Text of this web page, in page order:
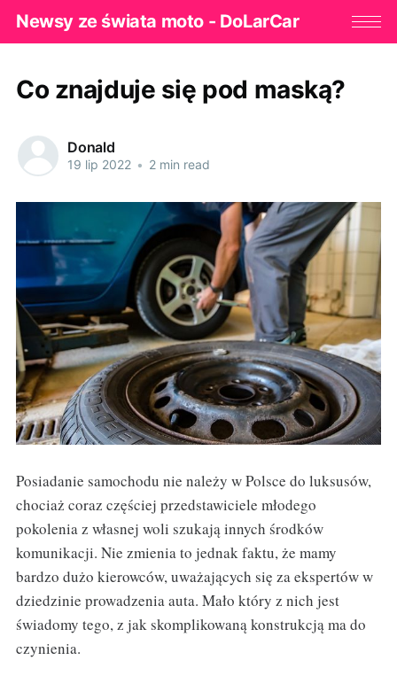
Newsy ze świata moto - DoLarCar
Co znajduje się pod maską?
Donald
19 lip 2022 • 2 min read
Posiadanie samochodu nie należy w Polsce do luksusów,
chociaż coraz częściej przedstawiciele młodego
pokolenia z własnej woli szukają innych środków
komunikacji. Nie zmienia to jednak faktu, że mamy
bardzo dużo kierowców, uważających się za ekspertów w
dziedzinie prowadzenia auta. Mało który z nich jest
świadomy tego, z jak skomplikowaną konstrukcją ma do
czynienia.